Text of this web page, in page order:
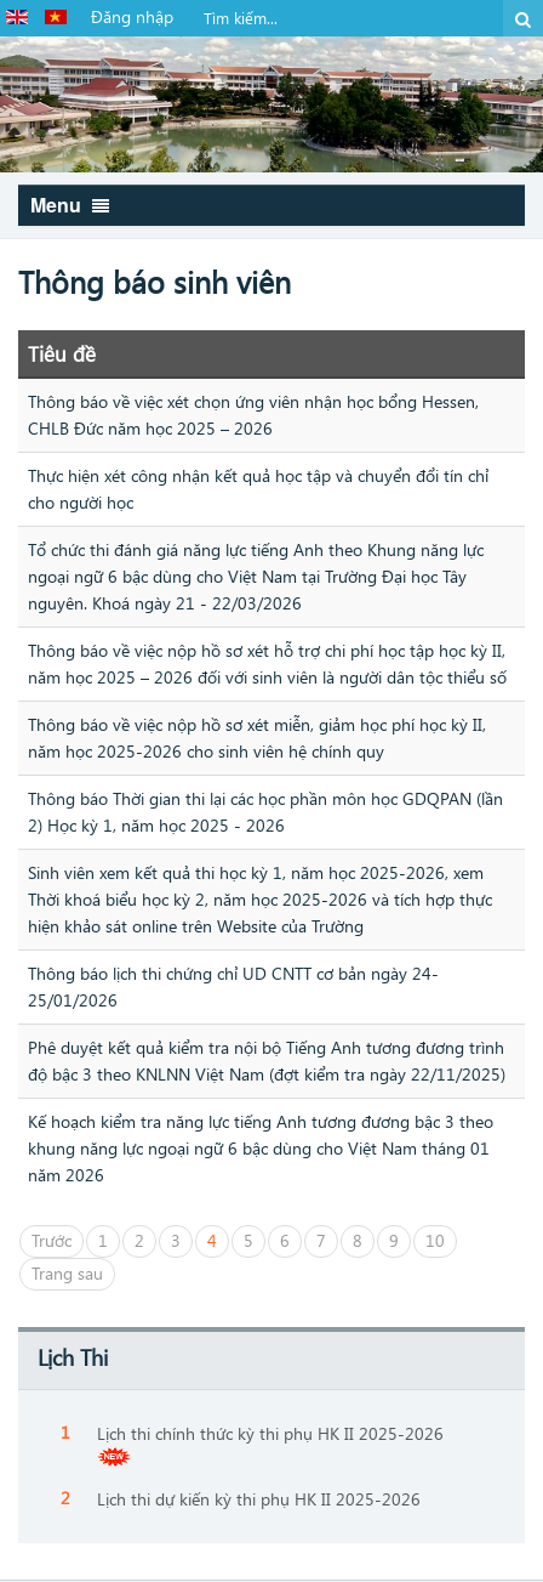
Đăng nhập
Menu
Thông báo sinh viên
Tiêu đề
Thông báo về việc xét chọn ứng viên nhận học bổng Hessen,
CHLB Đức năm học 2025 – 2026
Thực hiện xét công nhận kết quả học tập và chuyển đổi tín chỉ
cho người học
Tổ chức thi đánh giá năng lực tiếng Anh theo Khung năng lực
ngoại ngữ 6 bậc dùng cho Việt Nam tại Trường Đại học Tây
nguyên. Khoá ngày 21 - 22/03/2026
Thông báo về việc nộp hồ sơ xét hỗ trợ chi phí học tập học kỳ II,
năm học 2025 – 2026 đối với sinh viên là người dân tộc thiểu số
Thông báo về việc nộp hồ sơ xét miễn, giảm học phí học kỳ II,
năm học 2025-2026 cho sinh viên hệ chính quy
Thông báo Thời gian thi lại các học phần môn học GDQPAN (lần
2) Học kỳ 1, năm học 2025 - 2026
Sinh viên xem kết quả thi học kỳ 1, năm học 2025-2026, xem
Thời khoá biểu học kỳ 2, năm học 2025-2026 và tích hợp thực
hiện khảo sát online trên Website của Trường
Thông báo lịch thi chứng chỉ UD CNTT cơ bản ngày 24-
25/01/2026
Phê duyệt kết quả kiểm tra nội bộ Tiếng Anh tương đương trình
độ bậc 3 theo KNLNN Việt Nam (đợt kiểm tra ngày 22/11/2025)
Kế hoạch kiểm tra năng lực tiếng Anh tương đương bậc 3 theo
khung năng lực ngoại ngữ 6 bậc dùng cho Việt Nam tháng 01
năm 2026
Trước 1 2 3 4 5 6 7 8 9
10
Trang sau
Lịch Thi
Lịch thi chính thức kỳ thi phụ HK II 2025-2026
Lịch thi dự kiến kỳ thi phụ HK II 2025-2026